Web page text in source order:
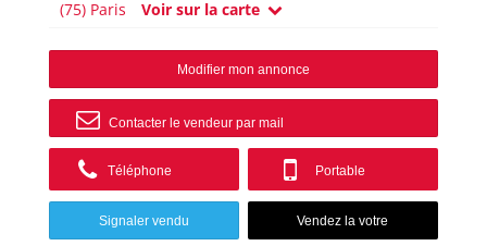
(75) Paris
Voir sur la carte
Modifier mon annonce
Contacter le vendeur par mail
Téléphone Portable
Signaler vendu